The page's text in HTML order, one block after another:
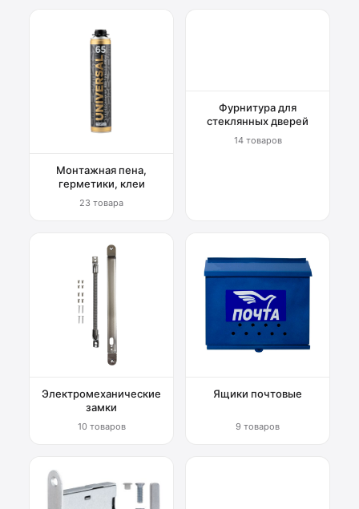
Монтажная пена,
герметики, клеи
23 товара
Фурнитура для
стеклянных дверей
14 товаров
Электромеханические
замки
10 товаров
Ящики почтовые
9 товаров